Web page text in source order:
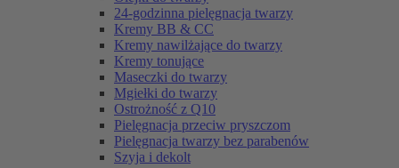
24-godzinna pielęgnacja twarzy
Kremy BB & CC
Kremy nawilżające do twarzy
Kremy tonujące
Maseczki do twarzy
Mgiełki do twarzy
Ostrożność z Q10
Pielęgnacja przeciw pryszczom
Pielęgnacja twarzy bez parabenów
Szyja i dekolt